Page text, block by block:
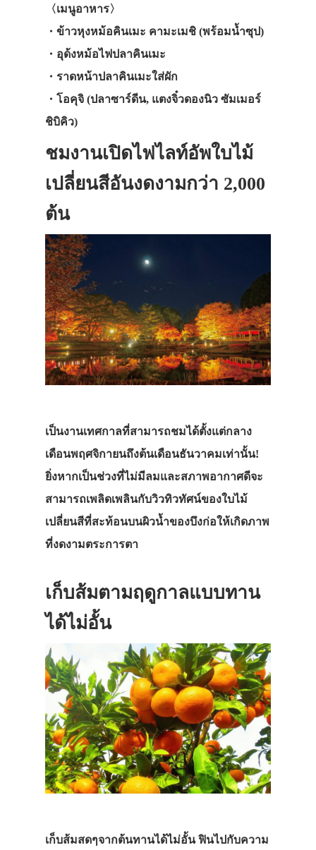
〈เมนูอาหาร〉
・ข้าวหุงหม้อคินเมะ คามะเมชิ (พร้อมน้ำซุป)
・อุด้งหม้อไฟปลาคินเมะ
・ราดหน้าปลาคินเมะใส่ผัก
・โอคุจิ (ปลาซาร์ดีน, แตงจิ๋วดองนิว ซัมเมอร์
ชิบิคิว)
ชมงานเปิดไฟไลท์อัพใบไม้
เปลี่ยนสีอันงดงามกว่า 2,000
ต้น
เป็นงานเทศกาลที่สามารถชมได้ตั้งแต่กลาง
เดือนพฤศจิกายนถึงต้นเดือนธันวาคมเท่านั้น!
ยิ่งหากเป็นช่วงที่ไม่มีลมและสภาพอากาศดีจะ
สามารถเพลิดเพลินกับวิวทิวทัศน์ของใบไม้
เปลี่ยนสีที่สะท้อนบนผิวน้ำของบึงก่อให้เกิดภาพ
ที่งดงามตระการตา
เก็บส้มตามฤดูกาลแบบทาน
ได้ไม่อั้น
เก็บส้มสดๆจากต้นทานได้ไม่อั้น ฟินไปกับความ